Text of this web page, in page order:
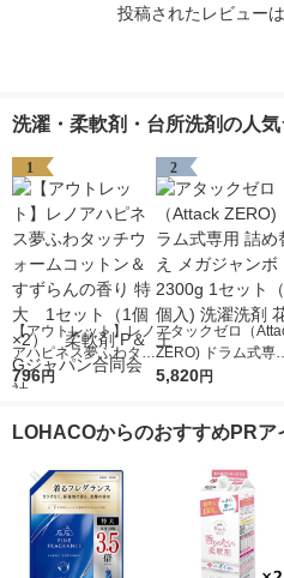
投稿されたレビュー
洗濯・柔軟剤・台所洗剤の人
1
【アウトレット】レノ
アハピネス夢ふわタッ
チウォームコットン＆
2） 柔軟剤 P＆Gジ
796円
2
アタックゼロ（
ZERO) ドラム式専
詰め替え メガジャン
5,820円
LOHACOからのおすすめPRア